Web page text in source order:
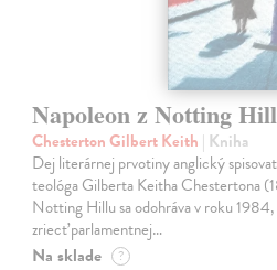
Napoleon z Notting
Chesterton Gilbert Keith | Kniha
Dej literárnej prvotiny anglický
teológa Gilberta Keitha Chestertona
Notting Hillu sa odohráva v roku
zriecť parlamentnej…
Na sklade ?